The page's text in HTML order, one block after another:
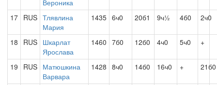
Вероника
17 RUS Тлявлина
Мария
1435 6ч0 20б1 9ч½ 4б0 2ч0
18 RUS Шкарлат
Ярослава
1460 7б0 12б0 4ч0 5ч0 +
19 RUS Матюшкина
Варвара
1428 8ч0 14б0 16ч0 + 21б0